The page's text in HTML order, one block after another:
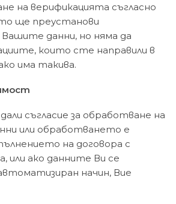
на верификацията съгласно
ще преустанови
данни, но няма да
които сте направили в
има такива.
съгласие за обработване на
или обработването е
на договора с
или ако данните Ви се
начин, Вие